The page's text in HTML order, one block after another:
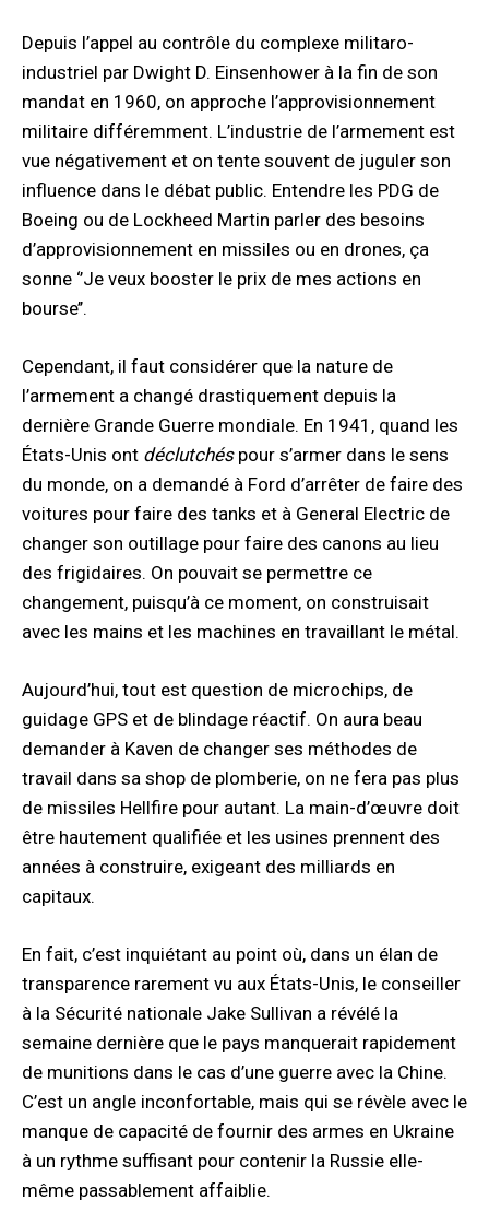
Depuis l’appel au contrôle du complexe militaro-
industriel par Dwight D. Einsenhower à la fin de son
mandat en 1960, on approche l’approvisionnement
militaire différemment. L’industrie de l’armement est
vue négativement et on tente souvent de juguler son
influence dans le débat public. Entendre les PDG de
Boeing ou de Lockheed Martin parler des besoins
d’approvisionnement en missiles ou en drones, ça
sonne ‘’Je veux booster le prix de mes actions en
bourse’’.
Cependant, il faut considérer que la nature de
l’armement a changé drastiquement depuis la
dernière Grande Guerre mondiale. En 1941, quand les
États-Unis ont déclutchéspour s’armer dans le sens
du monde, on a demandé à Ford d’arrêter de faire des
voitures pour faire des tanks et à General Electric de
changer son outillage pour faire des canons au lieu
des frigidaires. On pouvait se permettre ce
changement, puisqu’à ce moment, on construisait
avec les mains et les machines en travaillant le métal.
Aujourd’hui, tout est question de microchips, de
guidage GPS et de blindage réactif. On aura beau
demander à Kaven de changer ses méthodes de
travail dans sa shop de plomberie, on ne fera pas plus
de missiles Hellfire pour autant. La main-d’œuvre doit
être hautement qualifiée et les usines prennent des
années à construire, exigeant des milliards en
capitaux.
En fait, c’est inquiétant au point où, dans un élan de
transparence rarement vu aux États-Unis, le conseiller
à la Sécurité nationale Jake Sullivan a révélé la
semaine dernière que le pays manquerait rapidement
de munitions dans le cas d’une guerre avec la Chine.
C’est un angle inconfortable, mais qui se révèle avec le
manque de capacité de fournir des armes en Ukraine
à un rythme suffisant pour contenir la Russie elle-
même passablement affaiblie.